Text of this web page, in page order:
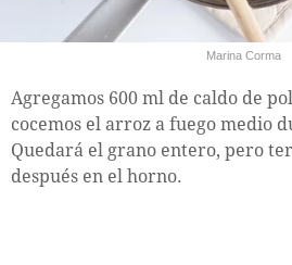
Marina Corma
Agregamos 600 ml de caldo de
cocemos el arroz a fuego medio
Quedará el grano entero, pero
después en el horno.